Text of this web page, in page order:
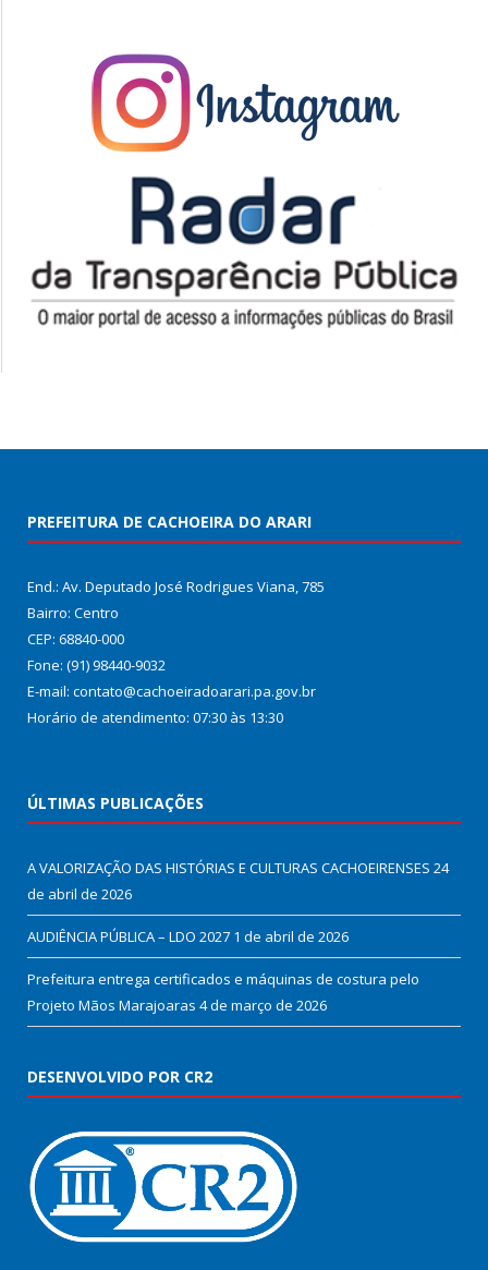
PREFEITURA DE CACHOEIRA DO ARARI
End.: Av. Deputado José Rodrigues Viana, 785
Bairro: Centro
CEP: 68840-000
Fone: (91) 98440-9032
E-mail: contato@cachoeiradoarari.pa.gov.br
Horário de atendimento: 07:30 às 13:30
ÚLTIMAS PUBLICAÇÕES
A VALORIZAÇÃO DAS HISTÓRIAS E CULTURAS CACHOEIRENSES 24
de abril de 2026
AUDIÊNCIA PÚBLICA – LDO 2027 1 de abril de 2026
Prefeitura entrega certificados e máquinas de costura pelo
Projeto Mãos Marajoaras 4 de março de 2026
DESENVOLVIDO POR CR2